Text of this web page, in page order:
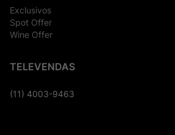
Exclusivos
Spot Offer
Wine Offer
TELEVENDAS
(11) 4003-9463